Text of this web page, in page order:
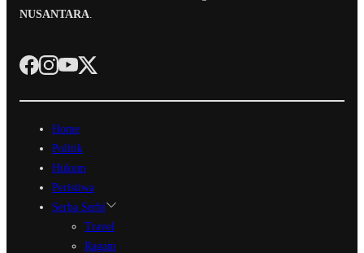
NUSANTARA
Home
Politik
Hukum
Peristiwa
Serba Serbi
Travel
Ragam